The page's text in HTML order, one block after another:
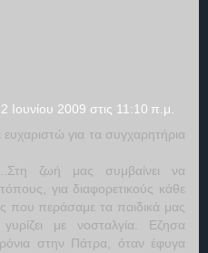
Ιουνίου 2009 στις 11:10 π.μ.
για τα συγχαρητήρια
ζωή μας συμβαίνει να
για διαφορετικούς κάθε
που περάσαμε τα παιδικά μας
με νοσταλγία. Εζησα
στην Πάτρα, όταν έφυγα